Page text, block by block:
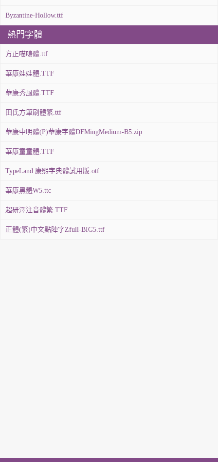
Byzantine-Hollow.ttf
熱門字體
方正喵嗚體.ttf
華康娃娃體.TTF
華康秀風體.TTF
田氏方筆刷體繁.ttf
華康中明體(P)華康字體DFMingMedium-B5.zip
華康童童體.TTF
TypeLand 康熙字典體試用版.otf
華康黑體W5.ttc
超研澤注音體繁.TTF
正體(繁)中文點陣字Zfull-BIG5.ttf